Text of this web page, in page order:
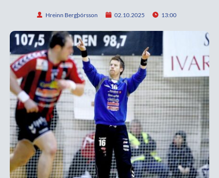
Hreinn Bergþórsson 02.10.2025 13:00